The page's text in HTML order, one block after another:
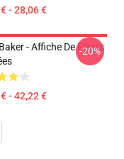
- 28,06 €
- Affiche De Fleurs
- 42,22 €
-20%